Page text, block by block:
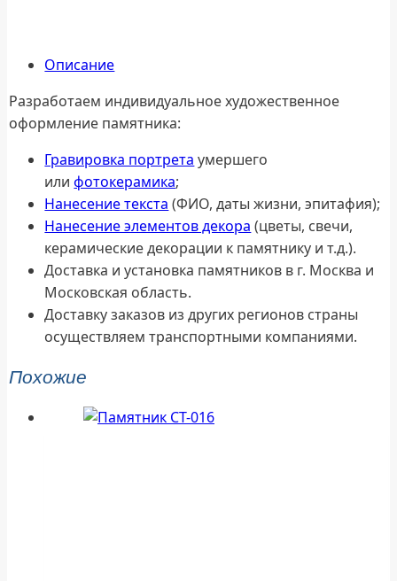
Описание
Разработаем индивидуальное художественное
оформление памятника:
Гравировка портрета умершего
илифотокерамика;
Нанесение текста (ФИО, даты жизни, эпитафия);
Нанесение элементов декора (цветы, свечи,
керамические декорации к памятнику и т.д.).
Доставка и установка памятников в г. Москва и
Московская область.
Доставку заказов из других регионов страны
осуществляем транспортными компаниями.
Похожие